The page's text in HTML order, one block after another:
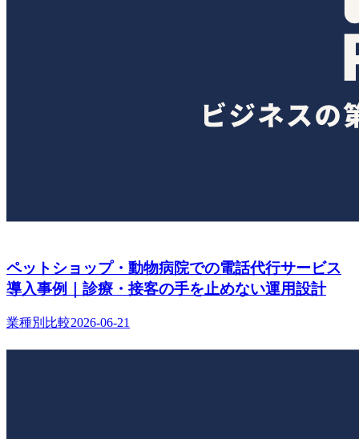
ペットショップ・動物病院での電話代行サービス
導入事例｜診療・接客の手を止めない運用設計
業種別比較2026-06-21